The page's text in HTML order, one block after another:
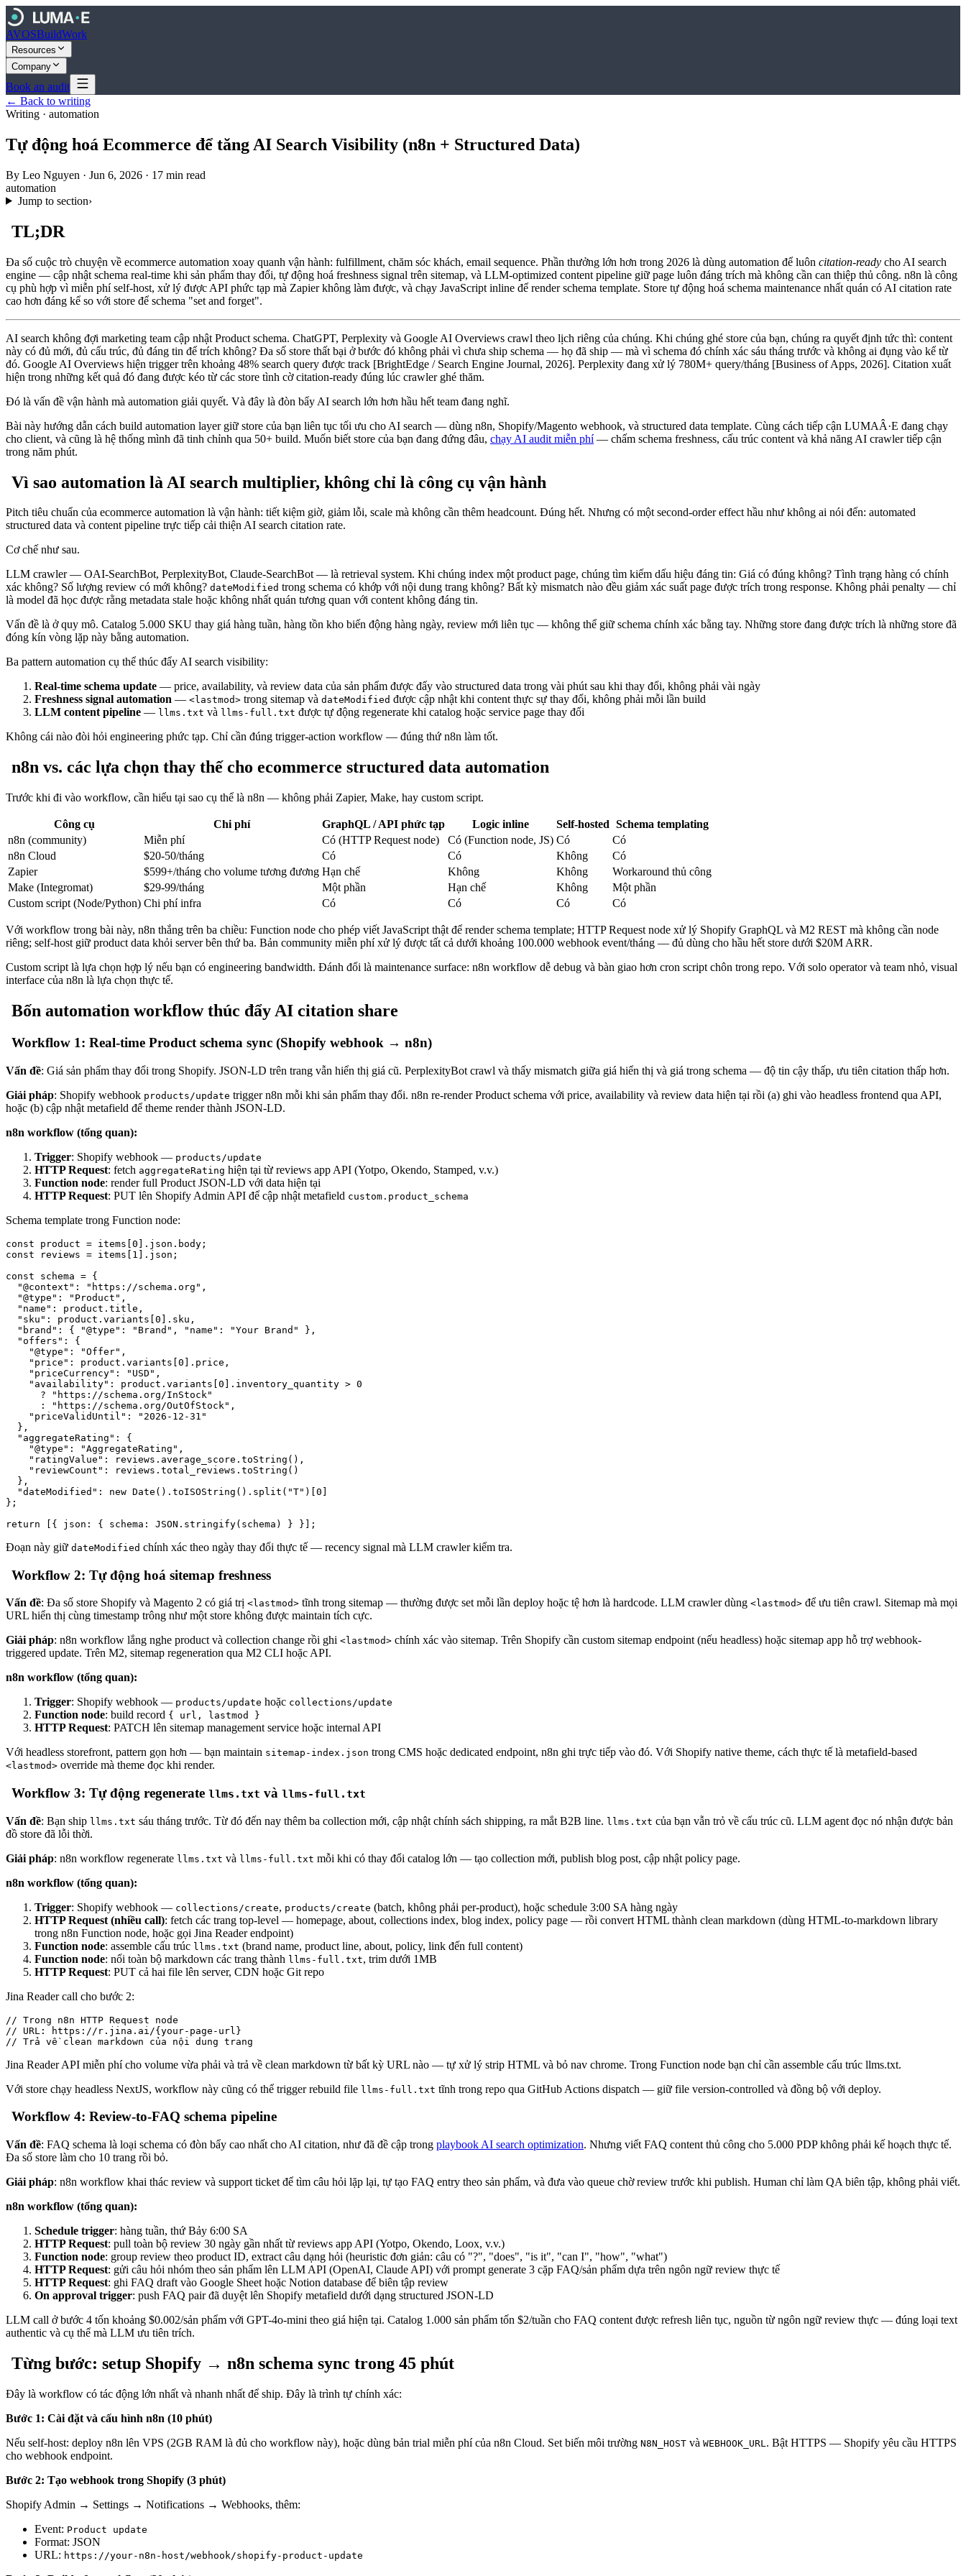
AVOSBuildWork
Resources
Company
Book an audit
← Back to writing
Writing · automation
Tự động hoá Ecommerce để tăng AI Search Visibility (n8n + Structured Data)
By Leo Nguyen · Jun 6, 2026 · 17 min read
automation
Jump to section›
TL;DR
Đa số cuộc trò chuyện về ecommerce automation xoay quanh vận hành: fulfillment, chăm sóc khách, email sequence. Phần thưởng lớn hơn trong 2026 là dùng automation để luôn citation-ready cho AI search
engine — cập nhật schema real-time khi sản phẩm thay đổi, tự động hoá freshness signal trên sitemap, và LLM-optimized content pipeline giữ page luôn đáng trích mà không cần can thiệp thủ công. n8n là công
cụ phù hợp vì miễn phí self-host, xử lý được API phức tạp mà Zapier không làm được, và chạy JavaScript inline để render schema template. Store tự động hoá schema maintenance nhất quán có AI citation rate
cao hơn đáng kể so với store để schema "set and forget".
AI search không đợi marketing team cập nhật Product schema. ChatGPT, Perplexity và Google AI Overviews crawl theo lịch riêng của chúng. Khi chúng ghé store của bạn, chúng ra quyết định tức thì: content
này có đủ mới, đủ cấu trúc, đủ đáng tin để trích không? Đa số store thất bại ở bước đó không phải vì chưa ship schema — họ đã ship — mà vì schema đó chính xác sáu tháng trước và không ai đụng vào kể từ
đó. Google AI Overviews hiện trigger trên khoảng 48% search query được track [BrightEdge / Search Engine Journal, 2026]. Perplexity đang xử lý 780M+ query/tháng [Business of Apps, 2026]. Citation xuất
hiện trong những kết quả đó đang được kéo từ các store tình cờ citation-ready đúng lúc crawler ghé thăm.
Đó là vấn đề vận hành mà automation giải quyết. Và đây là đòn bẩy AI search lớn hơn hầu hết team đang nghĩ.
Bài này hướng dẫn cách build automation layer giữ store của bạn liên tục tối ưu cho AI search — dùng n8n, Shopify/Magento webhook, và structured data template. Cùng cách tiếp cận LUMAÂ·E đang chạy
cho client, và cũng là hệ thống mình đã tinh chỉnh qua 50+ build. Muốn biết store của bạn đang đứng đâu, chạy AI audit miễn phí— chấm schema freshness, cấu trúc content và khả năng AI crawler tiếp cận
trong năm phút.
Vì sao automation là AI search multiplier, không chỉ là công cụ vận hành
Pitch tiêu chuẩn của ecommerce automation là vận hành: tiết kiệm giờ, giảm lỗi, scale mà không cần thêm headcount. Đúng hết. Nhưng có một second-order effect hầu như không ai nói đến: automated
structured data và content pipeline trực tiếp cải thiện AI search citation rate.
Cơ chế như sau.
LLM crawler — OAI-SearchBot, PerplexityBot, Claude-SearchBot — là retrieval system. Khi chúng index một product page, chúng tìm kiếm dấu hiệu đáng tin: Giá có đúng không? Tình trạng hàng có chính
xác không? Số lượng review có mới không? dateModified trong schema có khớp với nội dung trang không? Bất kỳ mismatch nào đều giảm xác suất page được trích trong response. Không phải penalty — chỉ
là model đã học được rằng metadata stale hoặc không nhất quán tương quan với content không đáng tin.
Vấn đề là ở quy mô. Catalog 5.000 SKU thay giá hàng tuần, hàng tồn kho biến động hàng ngày, review mới liên tục — không thể giữ schema chính xác bằng tay. Những store đang được trích là những store đã
đóng kín vòng lặp này bằng automation.
Ba pattern automation cụ thể thúc đẩy AI search visibility:
Real-time schema update — price, availability, và review data của sản phẩm được đẩy vào structured data trong vài phút sau khi thay đổi, không phải vài ngày
Freshness signal automation — <lastmod> trong sitemap và dateModified được cập nhật khi content thực sự thay đổi, không phải mỗi lần build
LLM content pipeline — llms.txt và llms-full.txt được tự động regenerate khi catalog hoặc service page thay đổi
Không cái nào đòi hỏi engineering phức tạp. Chỉ cần đúng trigger-action workflow — đúng thứ n8n làm tốt.
n8n vs. các lựa chọn thay thế cho ecommerce structured data automation
Trước khi đi vào workflow, cần hiểu tại sao cụ thể là n8n — không phải Zapier, Make, hay custom script.
Công cụ Chi phí GraphQL / API phức tạp Logic inline Self-hosted Schema templating
n8n (community)
Miễn phí Có (HTTP Request node) Có (Function node, JS) Có
Có
n8n Cloud
$20-50/tháng Có Có Không
Có
Zapier
$599+/tháng cho volume tương đương Hạn chế Không Không
Workaround thủ công
Make (Integromat)
$29-99/tháng Một phần Hạn chế Không
Một phần
Custom script (Node/Python) Chi phí infra Có Có Có Có
Với workflow trong bài này, n8n thắng trên ba chiều: Function node cho phép viết JavaScript thật để render schema template; HTTP Request node xử lý Shopify GraphQL và M2 REST mà không cần node
riêng; self-host giữ product data khỏi server bên thứ ba. Bản community miễn phí xử lý được tất cả dưới khoảng 100.000 webhook event/tháng — đủ dùng cho hầu hết store dưới $20M ARR.
Custom script là lựa chọn hợp lý nếu bạn có engineering bandwidth. Đánh đổi là maintenance surface: n8n workflow dễ debug và bàn giao hơn cron script chôn trong repo. Với solo operator và team nhỏ, visual
interface của n8n là lựa chọn thực tế.
Bốn automation workflow thúc đẩy AI citation share
Workflow 1: Real-time Product schema sync (Shopify webhook → n8n)
Vấn đề: Giá sản phẩm thay đổi trong Shopify. JSON-LD trên trang vẫn hiển thị giá cũ. PerplexityBot crawl và thấy mismatch giữa giá hiển thị và giá trong schema — độ tin cậy thấp, ưu tiên citation thấp hơn.
Giải pháp: Shopify webhook products/update trigger n8n mỗi khi sản phẩm thay đổi. n8n re-render Product schema với price, availability và review data hiện tại rồi (a) ghi vào headless frontend qua API,
hoặc (b) cập nhật metafield để theme render thành JSON-LD.
n8n workflow (tổng quan):
Trigger: Shopify webhook — products/update
HTTP Request: fetch aggregateRating hiện tại từ reviews app API (Yotpo, Okendo, Stamped, v.v.)
Function node: render full Product JSON-LD với data hiện tại
HTTP Request: PUT lên Shopify Admin API để cập nhật metafield custom.product_schema
Schema template trong Function node:
const product = items[0].json.body;
const reviews = items[1].json;
const schema = {
  "@context": "https://schema.org",
  "@type": "Product",
  "name": product.title,
  "sku": product.variants[0].sku,
  "brand": { "@type": "Brand", "name": "Your Brand" },
  "offers": {
    "@type": "Offer",
    "price": product.variants[0].price,
    "priceCurrency": "USD",
    "availability": product.variants[0].inventory_quantity > 0
      ? "https://schema.org/InStock"
      : "https://schema.org/OutOfStock",
    "priceValidUntil": "2026-12-31"
  },
  "aggregateRating": {
    "@type": "AggregateRating",
    "ratingValue": reviews.average_score.toString(),
    "reviewCount": reviews.total_reviews.toString()
  },
  "dateModified": new Date().toISOString().split("T")[0]
};
Đoạn này giữ dateModified chính xác theo ngày thay đổi thực tế — recency signal mà LLM crawler kiểm tra.
Workflow 2: Tự động hoá sitemap freshness
Vấn đề: Đa số store Shopify và Magento 2 có giá trị <lastmod> tĩnh trong sitemap — thường được set mỗi lần deploy hoặc tệ hơn là hardcode. LLM crawler dùng <lastmod> để ưu tiên crawl. Sitemap mà mọi
URL hiển thị cùng timestamp trông như một store không được maintain tích cực.
Giải pháp: n8n workflow lắng nghe product và collection change rồi ghi <lastmod> chính xác vào sitemap. Trên Shopify cần custom sitemap endpoint (nếu headless) hoặc sitemap app hỗ trợ webhook-
triggered update. Trên M2, sitemap regeneration qua M2 CLI hoặc API.
n8n workflow (tổng quan):
Trigger: Shopify webhook — products/update hoặc collections/update
Function node: build record { url, lastmod }
HTTP Request: PATCH lên sitemap management service hoặc internal API
Với headless storefront, pattern gọn hơn — bạn maintain sitemap-index.json trong CMS hoặc dedicated endpoint, n8n ghi trực tiếp vào đó. Với Shopify native theme, cách thực tế là metafield-based
<lastmod> override mà theme đọc khi render.
Workflow 3: Tự động regenerate llms.txt và llms-full.txt
Vấn đề: Bạn ship llms.txt sáu tháng trước. Từ đó đến nay thêm ba collection mới, cập nhật chính sách shipping, ra mắt B2B line. llms.txt của bạn vẫn trỏ về cấu trúc cũ. LLM agent đọc nó nhận được bản
đồ store đã lỗi thời.
Giải pháp: n8n workflow regenerate llms.txt và llms-full.txt mỗi khi có thay đổi catalog lớn — tạo collection mới, publish blog post, cập nhật policy page.
n8n workflow (tổng quan):
Trigger: Shopify webhook — collections/create, products/create (batch, không phải per-product), hoặc schedule 3:00 SA hàng ngày
HTTP Request (nhiều call): fetch các trang top-level — homepage, about, collections index, blog index, policy page — rồi convert HTML thành clean markdown (dùng HTML-to-markdown library
trong n8n Function node, hoặc gọi Jina Reader endpoint)
Function node: assemble cấu trúc llms.txt (brand name, product line, about, policy, link đến full content)
Function node: nối toàn bộ markdown các trang thành llms-full.txt, trim dưới 1MB
HTTP Request: PUT cả hai file lên server, CDN hoặc Git repo
Jina Reader call cho bước 2:
// Trong n8n HTTP Request node
// URL: https://r.jina.ai/{your-page-url}
Jina Reader API miễn phí cho volume vừa phải và trả về clean markdown từ bất kỳ URL nào — tự xử lý strip HTML và bỏ nav chrome. Trong Function node bạn chỉ cần assemble cấu trúc llms.txt.
Với store chạy headless NextJS, workflow này cũng có thể trigger rebuild file llms-full.txt tĩnh trong repo qua GitHub Actions dispatch — giữ file version-controlled và đồng bộ với deploy.
Workflow 4: Review-to-FAQ schema pipeline
Vấn đề: FAQ schema là loại schema có đòn bẩy cao nhất cho AI citation, như đã đề cập trong playbook AI search optimization. Nhưng viết FAQ content thủ công cho 5.000 PDP không phải kế hoạch thực tế.
Đa số store làm cho 10 trang rồi bỏ.
Giải pháp: n8n workflow khai thác review và support ticket để tìm câu hỏi lặp lại, tự tạo FAQ entry theo sản phẩm, và đưa vào queue chờ review trước khi publish. Human chỉ làm QA biên tập, không phải viết.
n8n workflow (tổng quan):
Schedule trigger: hàng tuần, thứ Bảy 6:00 SA
HTTP Request: pull toàn bộ review 30 ngày gần nhất từ reviews app API (Yotpo, Okendo, Loox, v.v.)
Function node: group review theo product ID, extract câu dạng hỏi (heuristic đơn giản: câu có "?", "does", "is it", "can I", "how", "what")
HTTP Request: gửi câu hỏi nhóm theo sản phẩm lên LLM API (OpenAI, Claude API) với prompt generate 3 cặp FAQ/sản phẩm dựa trên ngôn ngữ review thực tế
HTTP Request: ghi FAQ draft vào Google Sheet hoặc Notion database để biên tập review
On approval trigger: push FAQ pair đã duyệt lên Shopify metafield dưới dạng structured JSON-LD
LLM call ở bước 4 tốn khoảng $0.002/sản phẩm với GPT-4o-mini theo giá hiện tại. Catalog 1.000 sản phẩm tốn $2/tuần cho FAQ content được refresh liên tục, nguồn từ ngôn ngữ review thực — đúng loại text
authentic và cụ thể mà LLM ưu tiên trích.
Từng bước: setup Shopify → n8n schema sync trong 45 phút
Đây là workflow có tác động lớn nhất và nhanh nhất để ship. Đây là trình tự chính xác:
Bước 1: Cài đặt và cấu hình n8n (10 phút)
Nếu self-host: deploy n8n lên VPS (2GB RAM là đủ cho workflow này), hoặc dùng bản trial miễn phí của n8n Cloud. Set biến môi trường N8N_HOST và WEBHOOK_URL . Bật HTTPS — Shopify yêu cầu HTTPS
cho webhook endpoint.
Bước 2: Tạo webhook trong Shopify (3 phút)
Shopify Admin → Settings → Notifications → Webhooks, thêm:
Event: Product update
Format: JSON
URL: https://your-n8n-host/webhook/shopify-product-update